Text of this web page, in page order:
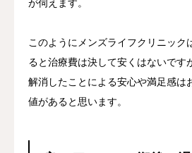
が伺えます。
このようにメンズライフクリニック
ると治療費は決して安くはないです
解消したことによる安心や満足感は
値があると思います。